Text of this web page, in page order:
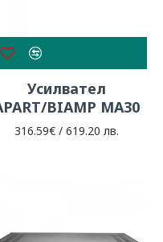
Усилвател
BIAMP MA30
316.59€ / 619.20 лв.